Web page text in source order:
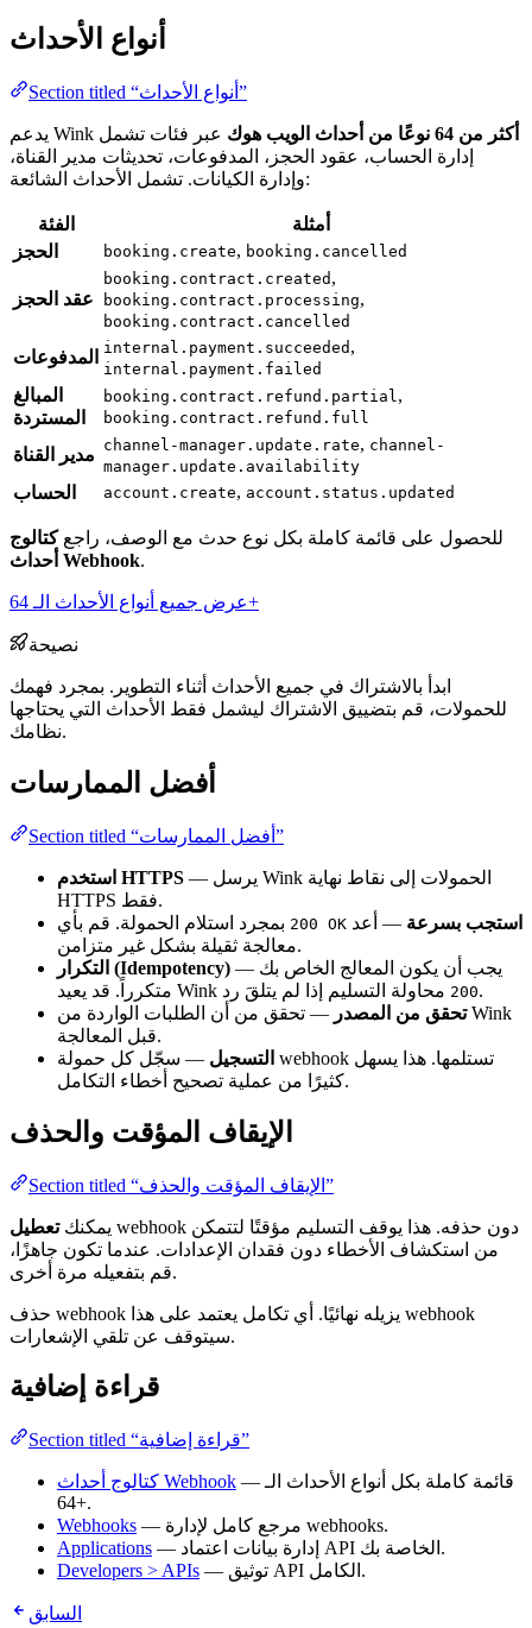
أنواع الأحداث
Section titled “أنواع الأحداث”
يدعم Wink أكثر من 64 نوعًا من أحداث الويب هوك
عبر فئات تشمل
إدارة الحساب، عقود الحجز، المدفوعات، تحديثات مدير القناة،
وإدارة الكيانات. تشمل الأحداث الشائعة:
الفئة
أمثلة
الحجز
booking.create, booking.cancelled
عقد الحجز
booking.contract.created ,
booking.contract.processing,
booking.contract.cancelled
المدفوعات internal.payment.succeeded ,
internal.payment.failed
المبالغ
المستردة
booking.contract.refund.partial ,
booking.contract.refund.full
مدير القناة channel-manager.update.rate, channel-
manager.update.availability
الحساب account.create, account.status.updated
للحصول على قائمة كاملة بكل نوع حدث مع الوصف، راجعكتالوج
أحداث Webhook.
عرض جميع أنواع الأحداث الـ 64+
نصيحة
ابدأ بالاشتراك في جميع الأحداث أثناء التطوير. بمجرد فهمك
للحمولات، قم بتضييق الاشتراك ليشمل فقط الأحداث التي يحتاجها
نظامك.
أفضل الممارسات
Section titled “أفضل الممارسات”
استخدم HTTPS — يرسل Wink الحمولات إلى نقاط نهاية
HTTPS فقط.
استجب بسرعة — أعد 200 OK بمجرد استلام الحمولة. قم بأي
معالجة ثقيلة بشكل غير متزامن.
التكرار (Idempotency) — يجب أن يكون المعالج الخاص بك
200.
تحقق من المصدر — تحقق من أن الطلبات الواردة من Wink
قبل المعالجة.
التسجيل — سجّل كل حمولة webhook تستلمها. هذا يسهل
كثيرًا من عملية تصحيح أخطاء التكامل.
الإيقاف المؤقت والحذف
Section titled “الإيقاف المؤقت والحذف”
يمكنكتعطيل
webhook دون حذفه. هذا يوقف التسليم مؤقتًا لتتمكن
من استكشاف الأخطاء دون فقدان الإعدادات. عندما تكون جاهزًا،
قم بتفعيله مرة أخرى.
حذف webhook يزيله نهائيًا. أي تكامل يعتمد على هذا webhook
سيتوقف عن تلقي الإشعارات.
قراءة إضافية
Section titled “قراءة إضافية”
كتالوج أحداث Webhook — قائمة كاملة بكل أنواع الأحداث الـ
64+.
Webhooks
— مرجع كامل لإدارة webhooks.
Applications
— إدارة بيانات اعتماد API الخاصة بك.
Developers > APIs
— توثيق API الكامل.
السابق